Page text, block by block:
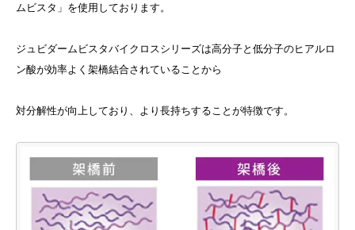
ムビスタ」を使用しております。
ジュビダームビスタバイクロスシリーズは高分子と低分子のヒアルロ
ン酸が効率よく架橋結合されていることから
対分解性が向上しており、より長持ちすることが特徴です。